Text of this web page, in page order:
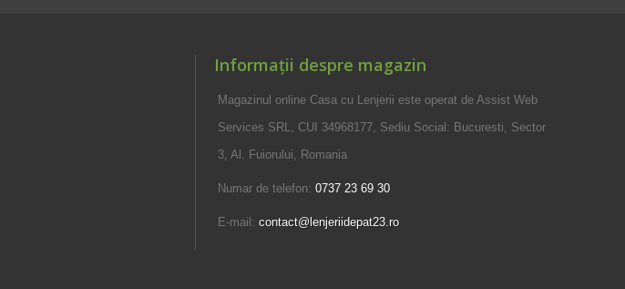
Informații despre magazin
Magazinul online Casa cu Lenjerii este operat de Assist Web
Services SRL, CUI 34968177, Sediu Social: Bucuresti, Sector
3, Al. Fuiorului, Romania
Numar de telefon: 0737 23 69 30
E-mail: contact@lenjeriidepat23.ro